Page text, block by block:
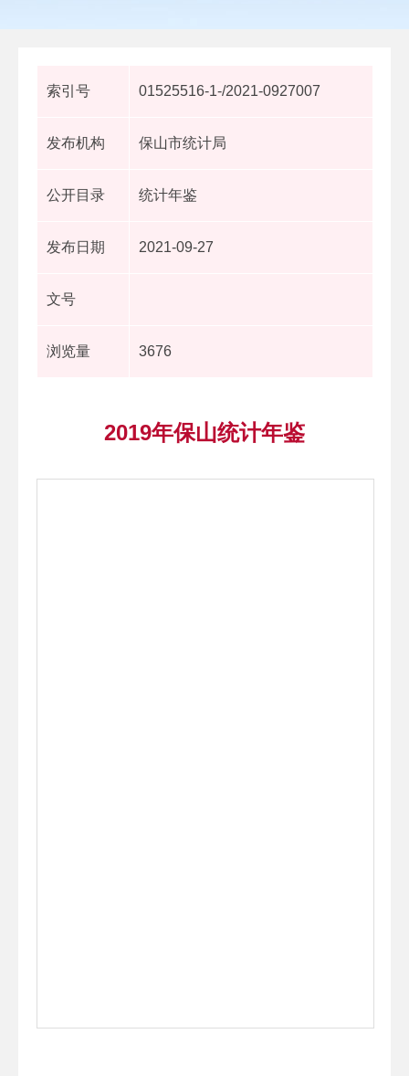
索引号 01525516-1-/2021-0927007
发布机构 保山市统计局
公开目录 统计年鉴
发布日期 2021-09-27
文号
浏览量 3676
2019年保山统计年鉴